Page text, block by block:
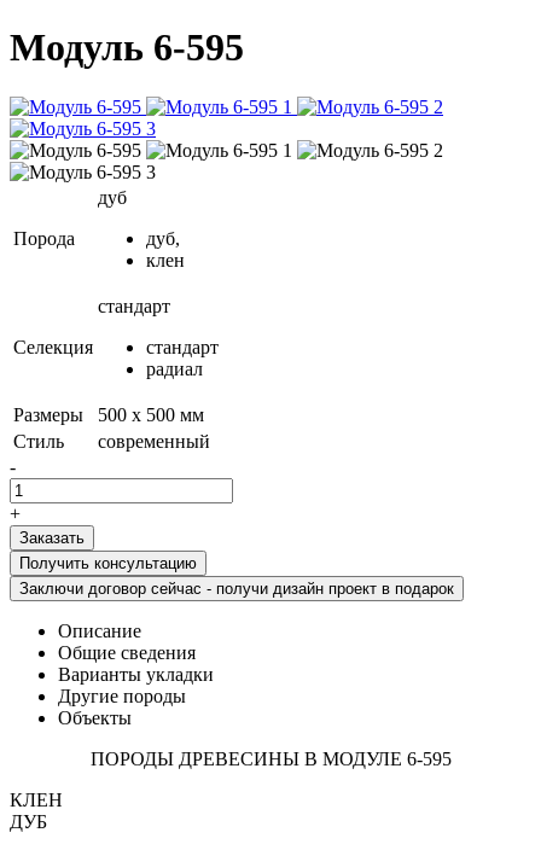
Модуль 6-595
Порода
дуб
дуб,
клен
Селекция
стандарт
стандарт
радиал
Размеры
500 х 500 мм
Стиль
современный
-
+
Получить консультацию
Заключи договор сейчас - получи дизайн проект в подарок
Описание
Общие сведения
Варианты укладки
Другие породы
Объекты
ПОРОДЫ ДРЕВЕСИНЫ В МОДУЛЕ 6-595
КЛЕН
ДУБ